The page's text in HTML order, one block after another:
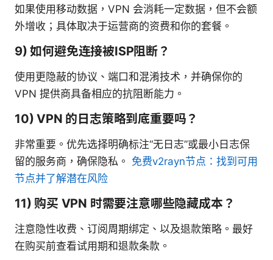
如果使用移动数据，VPN 会消耗一定数据，但不会额
外增收；具体取决于运营商的资费和你的套餐。
9) 如何避免连接被ISP阻断？
使用更隐蔽的协议、端口和混淆技术，并确保你的
VPN 提供商具备相应的抗阻断能力。
10) VPN 的日志策略到底重要吗？
非常重要。优先选择明确标注“无日志”或最小日志保
留的服务商，确保隐私。 免费v2rayn节点：找到可用
节点并了解潜在风险
11) 购买 VPN 时需要注意哪些隐藏成本？
注意隐性收费、订阅周期绑定、以及退款策略。最好
在购买前查看试用期和退款条款。